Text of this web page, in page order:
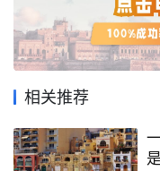
相关推荐